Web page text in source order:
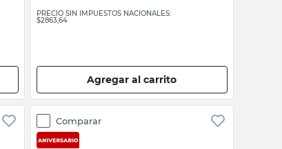
PRECIO SIN IMPUESTOS NACIONALES:
$2863,64
Agregar al carrito
Comparar